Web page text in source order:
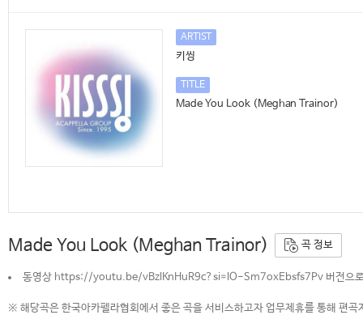
ARTIST
키씽
TITLE
Made You Look (Meghan Trainor)
Made You Look (Meghan Trainor) 곡 정보
동영상 https://youtu.be/vBzlKnHuR9c?si=lO-Sm7oxEbsfs7Pv 버전으로
※ 해당곡은 한국아카펠라협회에서 좋은 곡을 서비스하고자 업무제휴를 통해 편